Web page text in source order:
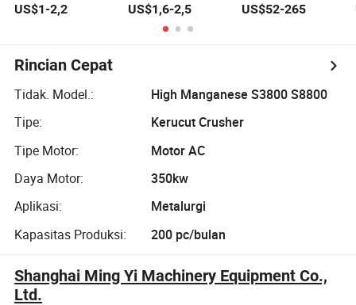
Pelindung
Mantel untuk
Telsmith
US$1-2,2
Pelindung untuk
Crusher Kerucut
US$1,6-2,5
Sertifikasi CE ISO
US$52-265
Rincian Cepat
Tidak. Model.:
High Manganese S3800 S8800
Tipe:
Kerucut Crusher
Tipe Motor:
Motor AC
Daya Motor:
350kw
Aplikasi:
Metalurgi
Kapasitas Produksi:
200 pc/bulan
Shanghai Ming Yi Machinery Equipment Co.,
Ltd.